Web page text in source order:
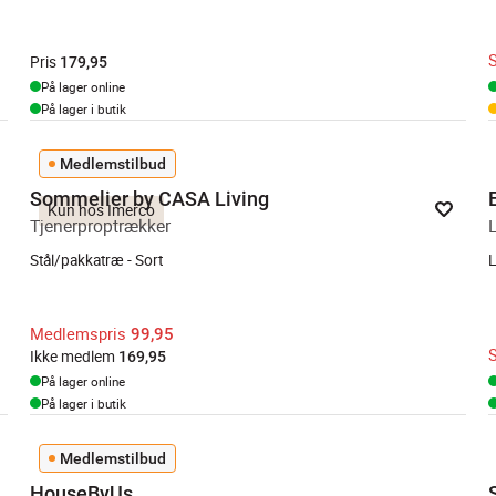
Pris 179,95
På lager online
På lager i butik
Kun hos Imerco
Medlemstilbud
Sommelier by CASA Living
Tjenerproptrækker
Stål/pakkatræ - Sort
Medlemspris 99,95
Ikke medlem 169,95
På lager online
På lager i butik
Medlemstilbud